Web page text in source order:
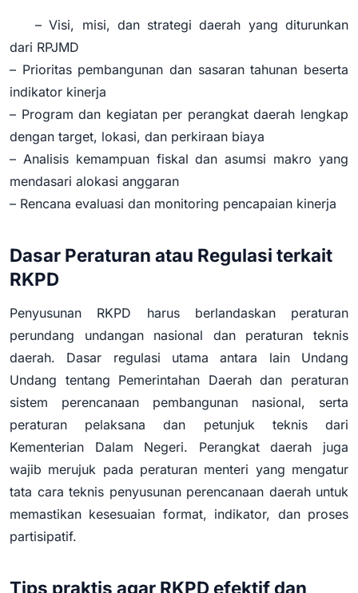
– Visi, misi, dan strategi daerah yang diturunkan
dari RPJMD
– Prioritas pembangunan dan sasaran tahunan beserta
indikator kinerja
– Program dan kegiatan per perangkat daerah lengkap
dengan target, lokasi, dan perkiraan biaya
– Analisis kemampuan fiskal dan asumsi makro yang
mendasari alokasi anggaran
– Rencana evaluasi dan monitoring pencapaian kinerja
Dasar Peraturan atau Regulasi terkait
RKPD
Penyusunan RKPD harus berlandaskan peraturan
perundang undangan nasional dan peraturan teknis
daerah. Dasar regulasi utama antara lain Undang
Undang tentang Pemerintahan Daerah dan peraturan
sistem perencanaan pembangunan nasional, serta
peraturan pelaksana dan petunjuk teknis dari
Kementerian Dalam Negeri. Perangkat daerah juga
wajib merujuk pada peraturan menteri yang mengatur
tata cara teknis penyusunan perencanaan daerah untuk
memastikan kesesuaian format, indikator, dan proses
partisipatif.
Tips praktis agar RKPD efektif dan